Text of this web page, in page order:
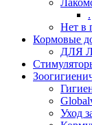
.
Нет в
Кормовые
ДЛЯ
Уход